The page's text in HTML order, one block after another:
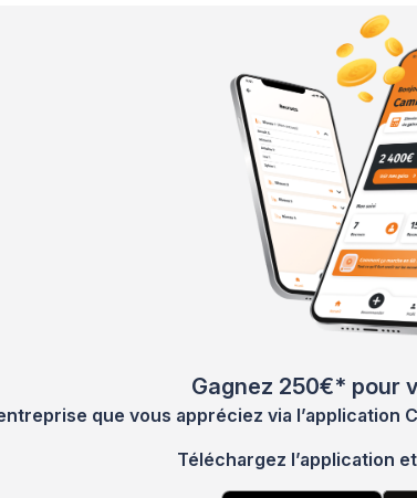
Gagnez 250€* pour
que vous appréciez via l’application
Téléchargez l’application